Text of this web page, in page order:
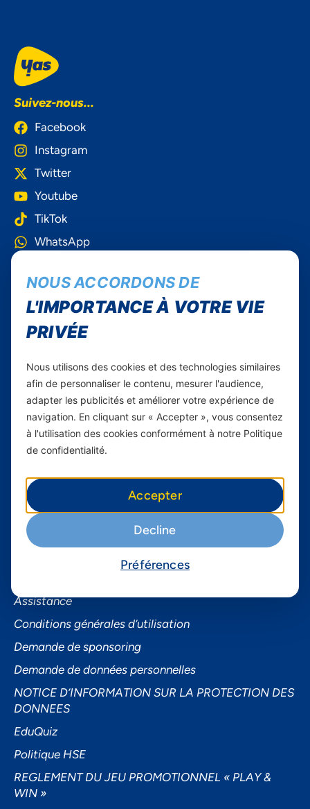
Suivez-nous...
Facebook
Instagram
Twitter
Youtube
TikTok
WhatsApp
Carrières
Yas en Afrique
Axian Telecom
Services
Services Mobiles
Internet Résidentiel
Smartphones
Informations utiles
Assistance
Conditions générales d’utilisation
Demande de sponsoring
Demande de données personnelles
NOTICE D’INFORMATION SUR LA PROTECTION DES
DONNEES
EduQuiz
Politique HSE
REGLEMENT DU JEU PROMOTIONNEL « PLAY &
WIN »
NOUS ACCORDONS DE
L'IMPORTANCE À VOTRE VIE
PRIVÉE
Nous utilisons des cookies et des technologies similaires
afin de personnaliser le contenu, mesurer l'audience,
adapter les publicités et améliorer votre expérience de
navigation. En cliquant sur « Accepter », vous consentez
à l'utilisation des cookies conformément à notre Politique
de confidentialité.
Accepter
Decline
Préférences